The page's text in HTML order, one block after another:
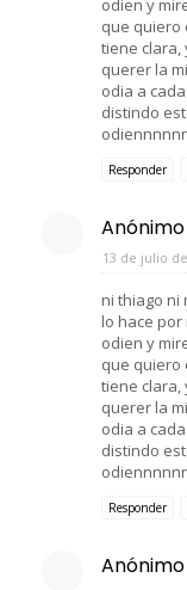
odien y
que quiero
tiene clara,
querer la
odia a
distindo
Responder
Anónimo
13 de julio de
ni thiago ni
lo hace
odien y
que quiero
tiene clara,
querer la
odia a
distindo
Responder
Anónimo